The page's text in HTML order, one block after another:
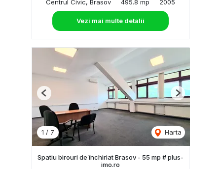
Centrul Civic, Brasov
495.8 mp 2005
Vezi mai multe detalii
1 / 7 Harta
Previous Next
Spatiu birouri de închiriat Brasov - 55 mp # plus-
imo.ro